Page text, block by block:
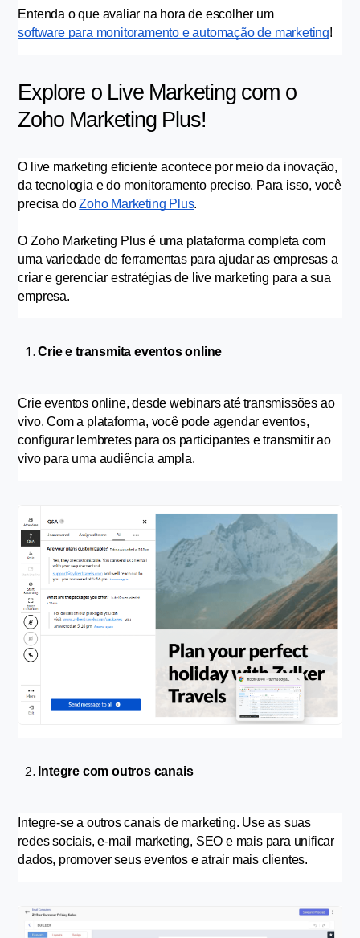
Entenda o que avaliar na hora de escolher um
software para monitoramento e automação de marketing!
Explore o Live Marketing com o
Zoho Marketing Plus!
O live marketing eficiente acontece por meio da inovação,
da tecnologia e do monitoramento preciso. Para isso, você
precisa do Zoho Marketing Plus.
O Zoho Marketing Plus é uma plataforma completa com
uma variedade de ferramentas para ajudar as empresas a
criar e gerenciar estratégias de live marketing para a sua
empresa.
Crie e transmita eventos online
Crie eventos online, desde webinars até transmissões ao
vivo. Com a plataforma, você pode agendar eventos,
configurar lembretes para os participantes e transmitir ao
vivo para uma audiência ampla.
Integre com outros canais
Integre-se a outros canais de marketing. Use as suas
redes sociais, e-mail marketing, SEO e mais para unificar
dados, promover seus eventos e atrair mais clientes.